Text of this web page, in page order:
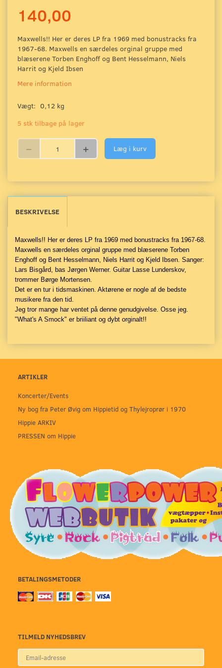
140,00
Maxwells!! Her er deres LP fra 1969 med bonustracks fra
1967-68. Maxwells en særdeles orginal gruppe med
blæserene Torben Enghoff og Bent Hesselmann, Niels
Harrit og Kjeld Ibsen
Mere information
Vægt: 0,12 kg
5 stk tilbage på lager
Læg i kurv
BESKRIVELSE
Maxwells!! Her er deres LP fra 1969 med bonustracks fra 1967-68.
Maxwells en særdeles orginal gruppe med blæserene Torben
Enghoff og Bent Hesselmann, Niels Harrit og Kjeld Ibsen. Sanger:
Lars Bisgård, bas Jørgen Werner. Guitar Lasse Lunderskov,
trommer Børge Mortensen.
Det er en tur i tidsmaskinen. Aktørene er nogle af de bedste
musikere fra den tid.
Jeg tror mange har ventet på denne genudgivelse. Osse jeg.
"What's A Smock" er briiliant og dybt orginalt!!
ARTIKLER
Koncerter/Events
Ny bog fra Peter Øvig om Hippietid og Thylejroprør i 1970
Hippie ARKIV
PRESSEN om Hippie
BETALINGSMETODER
TILMELD NYHEDSBREV
Email-
adresse